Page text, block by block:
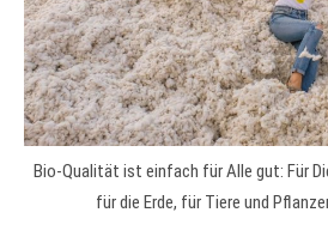
Bio-Qualität ist einfach für Alle gut: Für
für die Erde, für Tiere und